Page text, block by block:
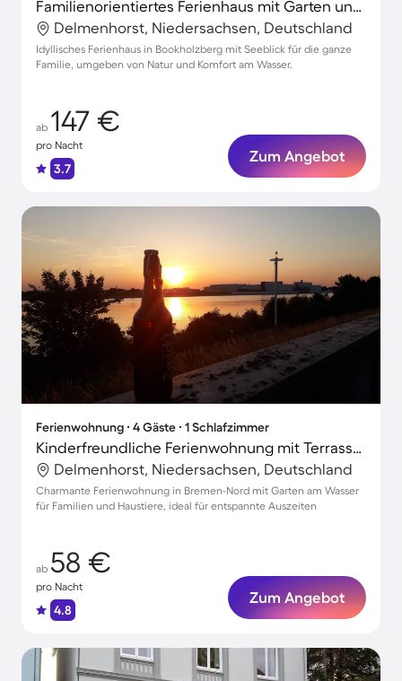
Familienorientiertes Ferienhaus mit Garten und Terrasse | Seeblick | Haustiere erlaubt
Delmenhorst, Niedersachsen, Deutschland
Idyllisches Ferienhaus in Bookholzberg mit Seeblick für die ganze
Familie, umgeben von Natur und Komfort am Wasser.
ab 147 €
pro Nacht
3.7
Zum Angebot
Ferienwohnung ∙ 4 Gäste ∙ 1 Schlafzimmer
Kinderfreundliche Ferienwohnung mit Terrasse, Grill und Garten | Naturblick | Perfekt für die Arbeit von Zuhause | Haustierfreundlich
Delmenhorst, Niedersachsen, Deutschland
Charmante Ferienwohnung in Bremen-Nord mit Garten am Wasser
für Familien und Haustiere, ideal für entspannte Auszeiten
ab 58 €
pro Nacht
4.8
Zum Angebot